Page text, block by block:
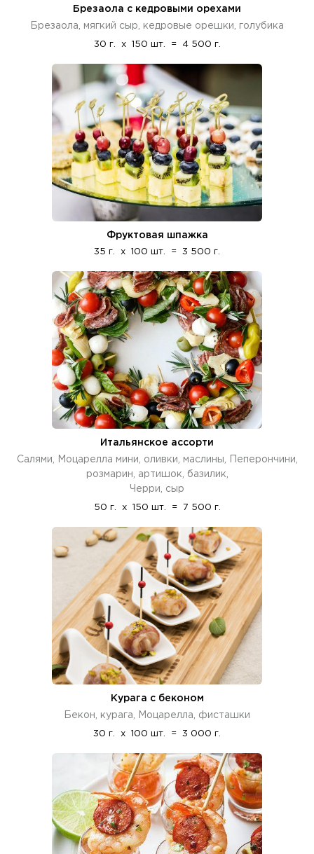
Брезаола с кедровыми орехами
Брезаола, мягкий сыр, кедровые орешки, голубика
30 г. x 150 шт. = 4 500 г.
Фруктовая шпажка
35 г. x 100 шт. = 3 500 г.
Итальянское ассорти
Салями, Моцарелла мини, оливки, маслины, Пеперончини,
розмарин, артишок, базилик,
Черри, сыр
50 г. x 150 шт. = 7 500 г.
Курага с беконом
Бекон, курага, Моцарелла, фисташки
30 г. x 100 шт. = 3 000 г.